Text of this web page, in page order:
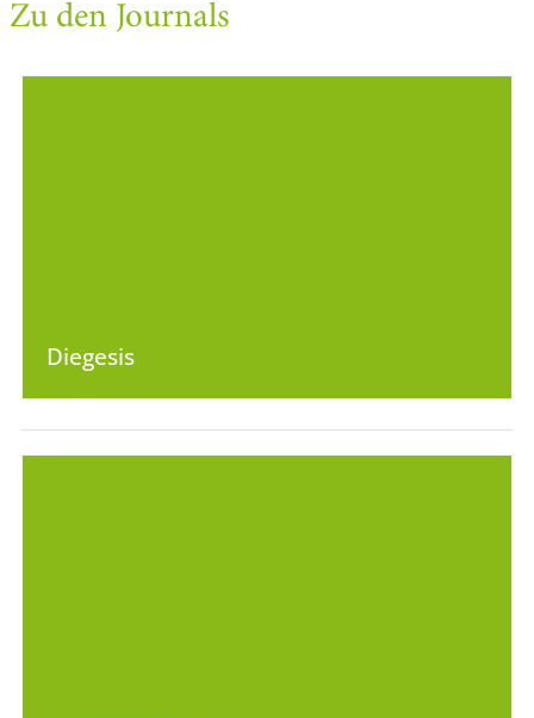
Zu den Journals
Diegesis